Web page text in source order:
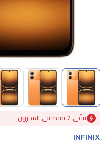
Item
of
5
تبقًى 2 فقط في المخزون
INFINIX